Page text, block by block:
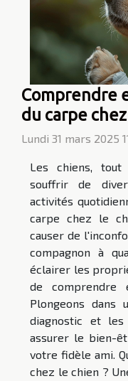
Comprendre
du carpe
Lundi 31 mars 2025
Les chiens, tout
souffrir de
activités
carpe chez le
causer de
compagnon à
éclairer les
de
Plongeons dans
diagnostic et les
assurer le bien-
votre fidèle ami.
chez le chien ?